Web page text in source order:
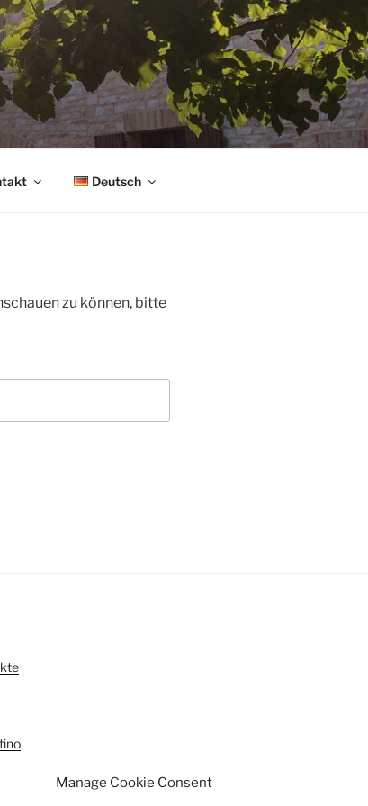
Manage Cookie Consent
Deutsch
zu können, bitte